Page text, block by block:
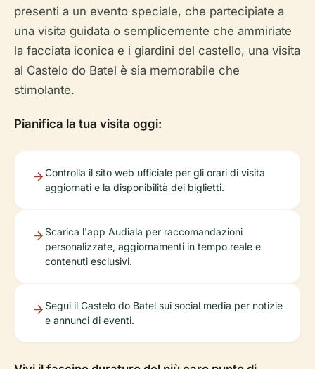
presenti a un evento speciale, che partecipiate a
una visita guidata o semplicemente che ammiriate
la facciata iconica e i giardini del castello, una visita
al Castelo do Batel è sia memorabile che
stimolante.
Pianifica la tua visita oggi:
Controlla il sito web ufficiale per gli orari di visita
aggiornati e la disponibilità dei biglietti.
Scarica l'app Audiala per raccomandazioni
personalizzate, aggiornamenti in tempo reale e
contenuti esclusivi.
Segui il Castelo do Batel sui social media per notizie
e annunci di eventi.